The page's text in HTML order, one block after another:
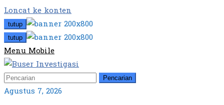
Loncat ke konten
tutup
tutup
Menu Mobile
Pencarian
Agustus 7, 2026